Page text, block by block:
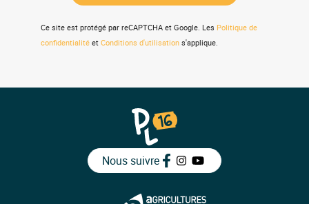
Ce site est protégé par reCAPTCHA et Google. Les Politique de
confidentialité et Conditions d'utilisation s'applique.
Nous suivre